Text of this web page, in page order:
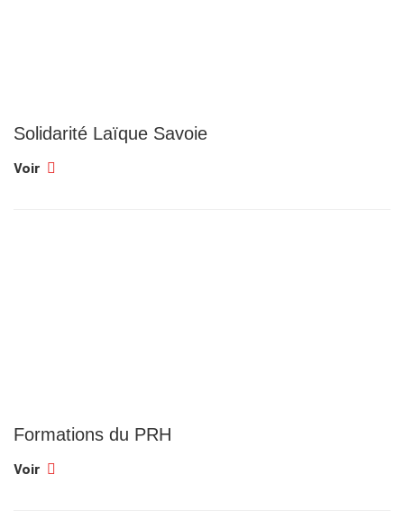
Solidarité Laïque Savoie
Voir
Formations du PRH
Voir